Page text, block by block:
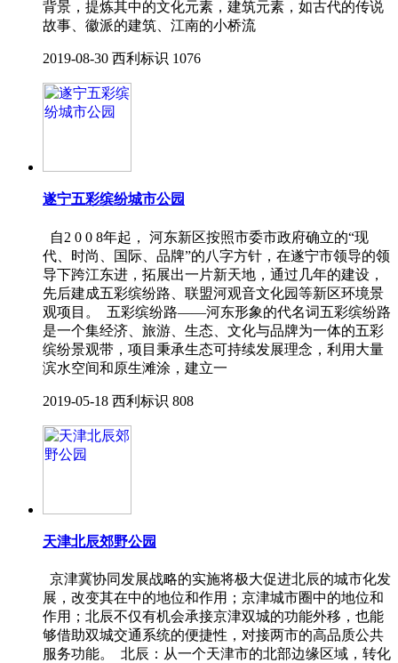
背景，提炼其中的文化元素，建筑元素，如古代的传说
故事、徽派的建筑、江南的小桥流
2019-08-30 西利标识 1076
遂宁五彩缤纷城市公园
自2 0 0 8年起， 河东新区按照市委市政府确立的“现
代、时尚、国际、品牌”的八字方针，在遂宁市领导的领
导下跨江东进，拓展出一片新天地，通过几年的建设，
先后建成五彩缤纷路、联盟河观音文化园等新区环境景
观项目。 五彩缤纷路——河东形象的代名词五彩缤纷路
是一个集经济、旅游、生态、文化与品牌为一体的五彩
缤纷景观带，项目秉承生态可持续发展理念，利用大量
滨水空间和原生滩涂，建立一
2019-05-18 西利标识 808
天津北辰郊野公园
京津冀协同发展战略的实施将极大促进北辰的城市化发
展，改变其在中的地位和作用；京津城市圈中的地位和
作用；北辰不仅有机会承接京津双城的功能外移，也能
够借助双城交通系统的便捷性，对接两市的高品质公共
服务功能。 北辰：从一个天津市的北部边缘区域，转化